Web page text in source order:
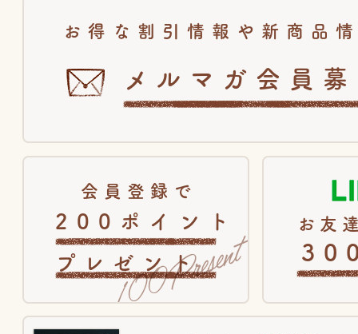
お得な割引情報や新商品
メルマガ会員
会員登録で
200ポイント
プレゼント
お友